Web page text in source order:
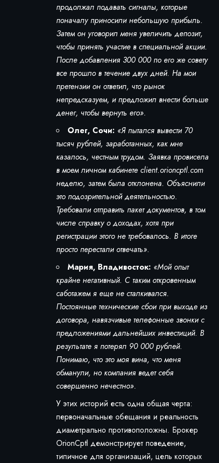
продолжал подавать сигналы, которые
поначалу приносили небольшую прибыль.
Затем он уговорил меня увеличить депозит,
чтобы принять участие в специальной акции.
После добавления 300 000 по его же совету
все прошло в течение двух дней. На мои
претензии он ответил, что рынок
непредсказуем, и предложил внести больше
денег, чтобы вернуть его».
Олег, Сочи: «Я пытался вывести 70
тысяч рублей, заработанных, как мне
казалось, честным трудом. Заявка провисела
в моем личном кабинете client.orioncptl.com
неделю, затем была отклонена. Объяснили
это подозрительной деятельностью.
Требовали отправить пакет документов, в том
числе справку о доходах, хотя при
регистрации этого не требовалось. В итоге
просто перестали отвечать».
Мария, Владивосток: «Мой опыт
крайне негативный. С таким откровенным
саботажем я еще не сталкивался.
Постоянные технические сбои при выходе из
договора, навязчивые телефонные звонки с
предложениями дальнейших инвестиций. В
результате я потерял 90 000 рублей.
Понимаю, что это моя вина, что меня
обманули, но компания ведет себя
совершенно нечестно».
У этих историй есть одна общая черта:
первоначальные обещания и реальность
диаметрально противоположны. Брокер
OrionCptl демонстрирует поведение,
типичное для организаций, цель которых